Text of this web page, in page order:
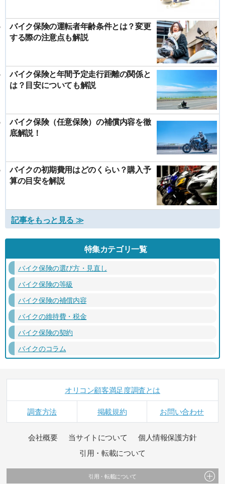
バイク保険の運転者年齢条件とは？変更
する際の注意点も解説
バイク保険と年間予定走行距離の関係と
は？目安についても解説
バイク保険（任意保険）の補償内容を徹
底解説！
バイクの初期費用はどのくらい？購入予
算の目安を解説
記事をもっと見る ≫
特集カテゴリ一覧
バイク保険の選び方・見直し
バイク保険の等級
バイク保険の補償内容
バイクの維持費・税金
バイク保険の契約
バイクのコラム
オリコン顧客満足度調査とは
調査方法 掲載規約 お問い合わせ
会社概要 当サイトについて
個人情報保護方針
引用・転載について
引用・転載について